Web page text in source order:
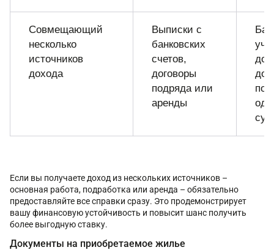
Совмещающий
несколько
источников
дохода
Выписки с
банковских
счетов,
договоры
подряда или
аренды
Если вы получаете доход из нескольких источников –
основная работа, подработка или аренда – обязательно
предоставляйте все справки сразу. Это продемонстрирует
вашу финансовую устойчивость и повысит шанс получить
более выгодную ставку.
Документы на приобретаемое жилье